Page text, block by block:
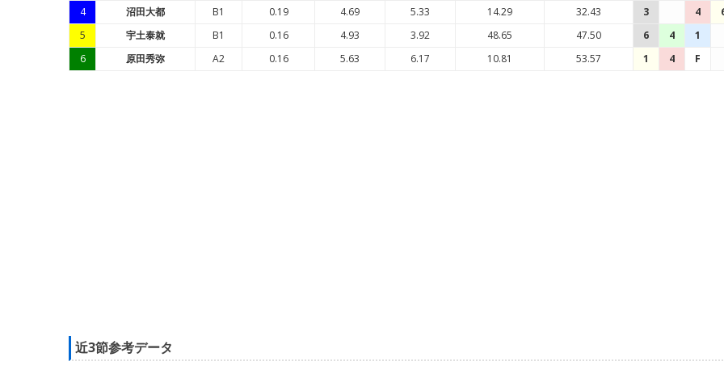
4
沼田大都 B1 0.19 4.69 5.33 14.29 32.43 3 4
5
宇土泰就 B1 0.16 4.93 3.92 48.65 47.50 6 4 1
6
原田秀弥 A2 0.16 5.63 6.17 10.81 53.57 1 4 F
近3節参考データ